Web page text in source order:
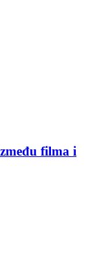
filma i